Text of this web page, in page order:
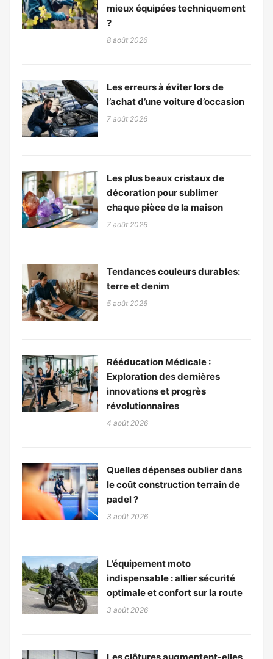
mieux équipées techniquement
?
8 août 2026
Les erreurs à éviter lors de
l’achat d’une voiture d’occasion
7 août 2026
Les plus beaux cristaux de
décoration pour sublimer
chaque pièce de la maison
7 août 2026
Tendances couleurs durables:
terre et denim
5 août 2026
Rééducation Médicale :
Exploration des dernières
innovations et progrès
révolutionnaires
4 août 2026
Quelles dépenses oublier dans
le coût construction terrain de
padel ?
3 août 2026
L’équipement moto
indispensable : allier sécurité
optimale et confort sur la route
3 août 2026